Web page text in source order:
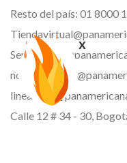
x
Resto del país: 01 8000
Calle 12 # 34 - 30,